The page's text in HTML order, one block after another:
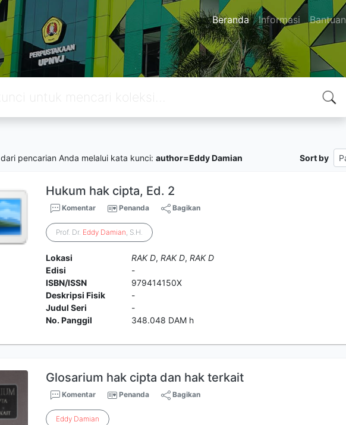
Beranda Informasi Bantuan
dari pencarian Anda melalui kata kunci: author=Eddy Damian Sort by
Hukum hak cipta, Ed. 2
Komentar Penanda Bagikan
Prof. Dr. Eddy Damian, S.H.
Lokasi RAK D, RAK D, RAK D
Edisi
-
ISBN/ISSN
979414150X
Deskripsi Fisik
-
Judul Seri
-
No. Panggil
348.048 DAM h
Glosarium hak cipta dan hak terkait
Komentar Penanda Bagikan
Eddy Damian